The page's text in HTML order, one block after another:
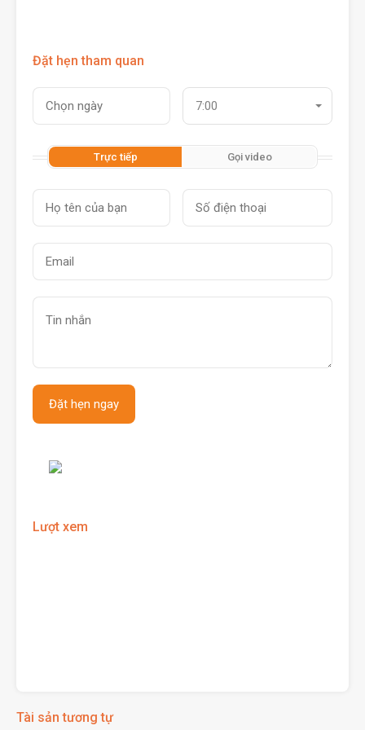
Đặt hẹn tham quan
7:00
Trực tiếp Gọi video
Lượt xem
Tài sản tương tự